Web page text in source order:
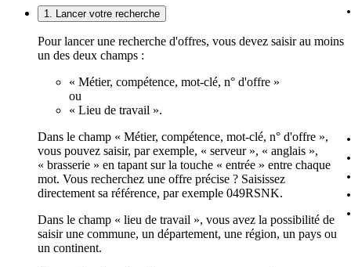
1. Lancer votre recherche
Pour lancer une recherche d'offres, vous devez saisir au moins
un des deux champs :
« Métier, compétence, mot-clé, n° d'offre »
ou
« Lieu de travail ».
Dans le champ « Métier, compétence, mot-clé, n° d'offre »,
vous pouvez saisir, par exemple, « serveur », « anglais »,
« brasserie » en tapant sur la touche « entrée » entre chaque
mot. Vous recherchez une offre précise ? Saisissez
directement sa référence, par exemple 049RSNK.
Dans le champ « lieu de travail », vous avez la possibilité de
saisir une commune, un département, une région, un pays ou
un continent.